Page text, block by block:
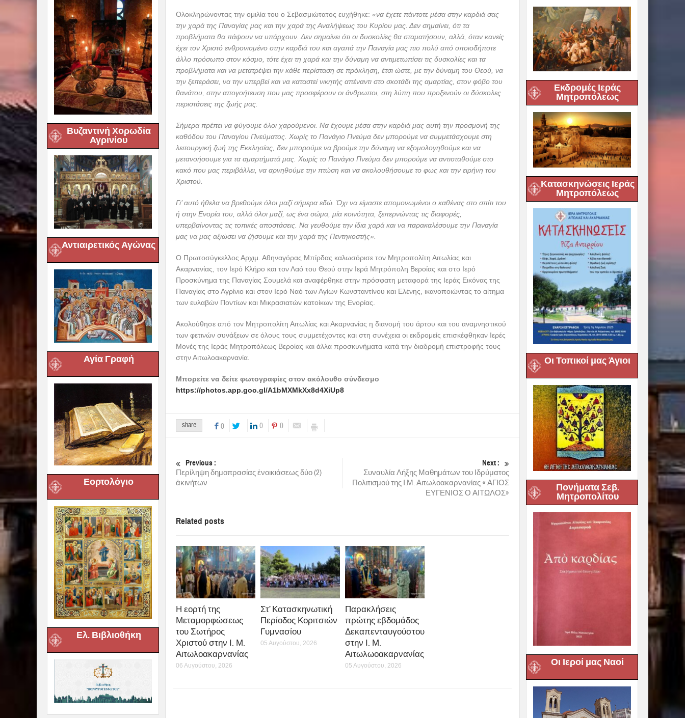
Βυζαντινή Χορωδία
Αγρινίου
Αντιαιρετικός Αγώνας
Αγία Γραφή
Εορτολόγιο
Ελ. Βιβλιοθήκη
Ολοκληρώνοντας την ομιλία του ο Σεβασμιώτατος ευχήθηκε: «να έχετε πάντοτε μέσα στην καρδιά σας
την χαρά της Παναγίας μας και την χαρά της Αναλήψεως του Κυρίου μας. Δεν σημαίνει, ότι τα
προβλήματα θα πάψουν να υπάρχουν. Δεν σημαίνει ότι οι δυσκολίες θα σταματήσουν, αλλά, όταν κανείς
έχει τον Χριστό ενθρονισμένο στην καρδιά του και αγαπά την Παναγία μας πιο πολύ από οποιοδήποτε
άλλο πρόσωπο στον κόσμο, τότε έχει τη χαρά και την δύναμη να αντιμετωπίσει τις δυσκολίες και τα
προβλήματα και να μετατρέψει την κάθε περίσταση σε πρόκληση, έτσι ώστε, με την δύναμη του Θεού, να
την ξεπεράσει, να την υπερβεί και να καταστεί νικητής απέναντι στο σκοτάδι της αμαρτίας, στον φόβο του
θανάτου, στην απογοήτευση που μας προσφέρουν οι άνθρωποι, στη λύπη που προξενούν οι δύσκολες
περιστάσεις της ζωής μας.
Σήμερα πρέπει να φύγουμε όλοι χαρούμενοι. Να έχουμε μέσα στην καρδιά μας αυτή την προσμονή της
καθόδου του Παναγίου Πνεύματος. Χωρίς το Πανάγιο Πνεύμα δεν μπορούμε να συμμετάσχουμε στη
λειτουργική ζωή της Εκκλησίας, δεν μπορούμε να βρούμε την δύναμη να εξομολογηθούμε και να
μετανοήσουμε για τα αμαρτήματά μας. Χωρίς το Πανάγιο Πνεύμα δεν μπορούμε να αντισταθούμε στο
κακό που μας περιβάλλει, να αρνηθούμε την πτώση και να ακολουθήσουμε το φως και την ειρήνη του
Χριστού.
Γι’ αυτό ήθελα να βρεθούμε όλοι μαζί σήμερα εδώ. Όχι να είμαστε απομονωμένοι ο καθένας στο σπίτι του
ή στην Ενορία του, αλλά όλοι μαζί, ως ένα σώμα, μία κοινότητα, ξεπερνώντας τις διαφορές,
υπερβαίνοντας τις τοπικές αποστάσεις. Να γευθούμε την ίδια χαρά και να παρακαλέσουμε την Παναγία
μας να μας αξιώσει να ζήσουμε και την χαρά της Πεντηκοστής».
Ο Πρωτοσύγκελλος Αρχιμ. Αθηναγόρας Μπίρδας καλωσόρισε τον Μητροπολίτη Αιτωλίας και
Ακαρνανίας, τον Ιερό Κλήρο και τον Λαό του Θεού στην Ιερά Μητρόπολη Βεροίας και στο Ιερό
Προσκύνημα της Παναγίας Σουμελά και αναφέρθηκε στην πρόσφατη μεταφορά της Ιεράς Εικόνας της
Παναγίας στο Αγρίνιο και στον Ιερό Ναό των Αγίων Κωνσταντίνου και Ελένης, ικανοποιώντας το αίτημα
των ευλαβών Ποντίων και Μικρασιατών κατοίκων της Ενορίας.
Ακολούθησε από τον Μητροπολίτη Αιτωλίας και Ακαρνανίας η διανομή του άρτου και του αναμνηστικού
των φετινών συνάξεων σε όλους τους συμμετέχοντες και στη συνέχεια οι εκδρομείς επισκέφθηκαν Ιερές
Μονές της Ιεράς Μητροπόλεως Βεροίας και άλλα προσκυνήματα κατά την διαδρομή επιστροφής τους
στην Αιτωλοακαρνανία.
Μπορείτε να δείτε φωτογραφίες στον ακόλουθο σύνδεσμο
https://photos.app.goo.gl/A1bMXMkXx8d4XiUp8
share 0 0 0
Previous :
Περίληψη δημοπρασίας ἐνοικιάσεως δύο (2)
ἀκινήτων
Next :
Συναυλία Λήξης Μαθημάτων του Ιδρύματος
Πολιτισμού της Ι.Μ. Αιτωλοακαρνανίας « ΑΓΙΟΣ
ΕΥΓΕΝΙΟΣ Ο ΑΙΤΩΛΟΣ»
Related posts
Η εορτή της
Μεταμορφώσεως
του Σωτήρος
Χριστού στην Ι. Μ.
Αιτωλοακαρνανίας
06 Αυγούστου, 2026
Στ’ Κατασκηνωτική
Περίοδος Κοριτσιών
Γυμνασίου
05 Αυγούστου, 2026
Παρακλήσεις
πρώτης εβδομάδος
Δεκαπενταυγούστου
στην Ι. Μ.
Αιτωλωοακαρνανίας
05 Αυγούστου, 2026
Εκδρομές Ιεράς
Μητροπόλεως
Κατασκηνώσεις Ιεράς
Μητροπόλεως
Οι Τοπικοί μας Άγιοι
Πονήματα Σεβ.
Μητροπολίτου
Οι Ιεροί μας Ναοί